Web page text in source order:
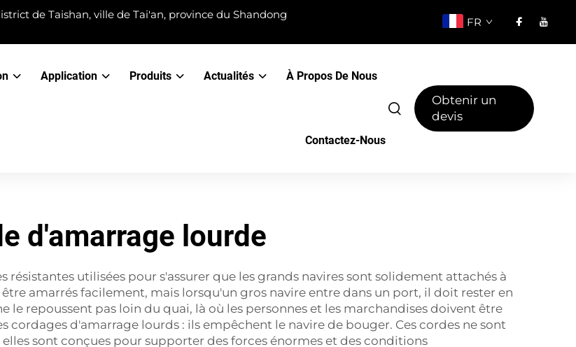
de Taishan, ville de Tai'an, province du Shandong
FR
Application Produits Actualités À Propos De Nous
Contactez-Nous
Obtenir un
devis
d'amarrage lourde
résistantes utilisées pour s'assurer que les grands navires sont solidement attachés à
amarrés facilement, mais lorsqu'un gros navire entre dans un port, il doit rester en
le repoussent pas loin du quai, là où les personnes et les marchandises doivent être
cordages d'amarrage lourds : ils empêchent le navire de bouger. Ces cordes ne sont
sont conçues pour supporter des forces énormes et des conditions